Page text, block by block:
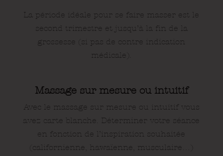
La période idéale pour se faire masser est le
second trimestre et jusqu’à la fin de la
grossesse (si pas de contre indication
médicale).
Massage sur mesure ou intuitif
Avec le massage sur mesure ou intuitif vous
avez carte blanche. Déterminer votre séance
en fonction de l’inspiration souhaitée
(californienne, hawaïenne, musculaire…)